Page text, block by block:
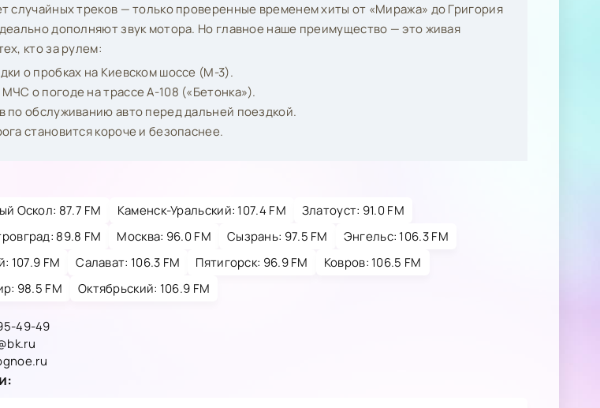
случайных треков — только проверенные временем хиты от «Миража» до Григория
дополняют звук мотора. Но главное наше преимущество — это живая
кто за рулем:
о пробках на Киевском шоссе (М-3).
о погоде на трассе А-108 («Бетонка»).
по обслуживанию авто перед дальней поездкой.
становится короче и безопаснее.
Оскол: 87.7 FM Каменск-Уральский: 107.4 FM
Златоуст: 91.0 FM
89.8 FM Москва: 96.0 FM Сызрань: 97.5 FM
Энгельс: 106.3 FM
107.9 FM
Салават: 106.3 FM Пятигорск: 96.9 FM
Ковров: 106.5 FM
98.5 FM Октябрьский: 106.9 FM
49-49